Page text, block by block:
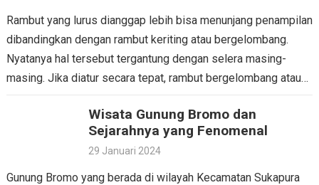
Rambut yang lurus dianggap lebih bisa menunjang penampilan
dibandingkan dengan rambut keriting atau bergelombang.
Nyatanya hal tersebut tergantung dengan selera masing-
masing. Jika diatur secara tepat, rambut bergelombang atau
Wisata Gunung Bromo dan
Sejarahnya yang Fenomenal
29 Januari 2024
Gunung Bromo yang berada di wilayah Kecamatan Sukapura